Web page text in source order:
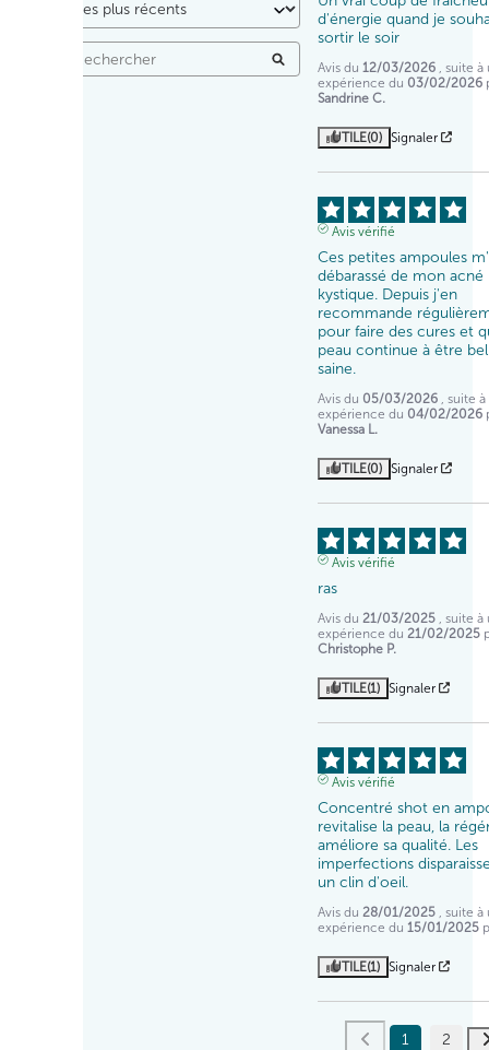
d'énergie quand je
sortir le soir
Avis du 12/03/2026
, suite
expérience du 03/02/2026
Sandrine C.
UTILE(0) Signaler
Avis vérifié
Ces petites ampoules
débarassé de mon acné
kystique. Depuis j'en
recommande
pour faire des cures et
peau continue à être
saine.
Avis du 05/03/2026
, suite
expérience du 04/02/2026
Vanessa L.
UTILE(0) Signaler
Avis vérifié
ras
Avis du 21/03/2025
, suite
expérience du 21/02/2025
Christophe P.
UTILE(1) Signaler
Avis vérifié
Concentré shot en
revitalise la peau, la
améliore sa qualité. Les
imperfections
un clin d'oeil.
Avis du 28/01/2025
, suite
expérience du 15/01/2025
UTILE(1) Signaler
1 2